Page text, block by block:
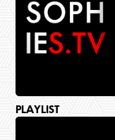
PLAYLIST